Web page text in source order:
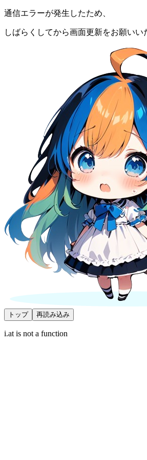
通信エラーが発生したため、
しばらくしてから画面更新をお願いい
トップ 再読み込み
i.at is not a function